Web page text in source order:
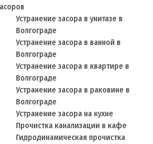
Устранение засора в унитазе в
Волгограде
Устранение засора в ванной в
Волгограде
Устранение засора в квартире в
Волгограде
Устранение засора в раковине в
Волгограде
Устранение засора на кухне
Прочистка канализации в кафе
Гидродинамическая прочистка